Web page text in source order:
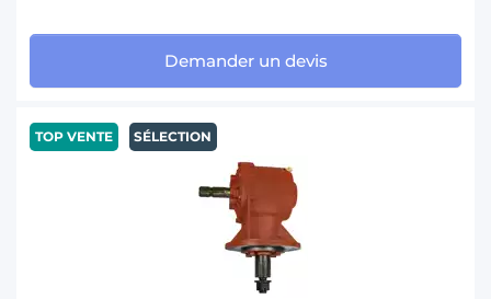
Demander un devis
TOP VENTE SÉLECTION